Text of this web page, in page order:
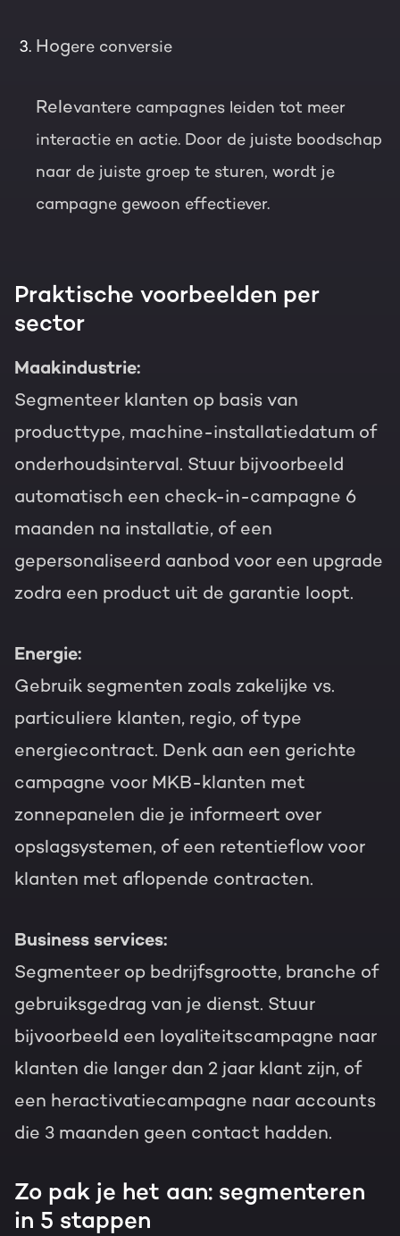
Hogere conversie
Relevantere campagnes leiden tot meer
interactie en actie. Door de juiste boodschap
naar de juiste groep te sturen, wordt je
campagne gewoon effectiever.
Praktische voorbeelden per
sector
Maakindustrie:
Segmenteer klanten op basis van
producttype, machine-installatiedatum of
onderhoudsinterval. Stuur bijvoorbeeld
automatisch een check-in-campagne 6
maanden na installatie, of een
gepersonaliseerd aanbod voor een upgrade
zodra een product uit de garantie loopt.
Energie:
Gebruik segmenten zoals zakelijke vs.
particuliere klanten, regio, of type
energiecontract. Denk aan een gerichte
campagne voor MKB-klanten met
zonnepanelen die je informeert over
opslagsystemen, of een retentieflow voor
klanten met aflopende contracten.
Business services:
Segmenteer op bedrijfsgrootte, branche of
gebruiksgedrag van je dienst. Stuur
bijvoorbeeld een loyaliteitscampagne naar
klanten die langer dan 2 jaar klant zijn, of
een heractivatiecampagne naar accounts
die 3 maanden geen contact hadden.
Zo pak je het aan: segmenteren
in 5 stappen